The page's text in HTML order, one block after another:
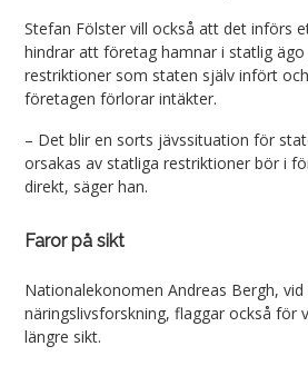
Stefan Fölster vill också att det införs
hindrar att företag hamnar i statlig ägo
restriktioner som staten själv infört
företagen förlorar intäkter.
– Det blir en sorts jävssituation för
orsakas av statliga restriktioner bör i
direkt, säger han.
Faror på sikt
Nationalekonomen Andreas Bergh,
näringslivsforskning, flaggar också för
längre sikt.